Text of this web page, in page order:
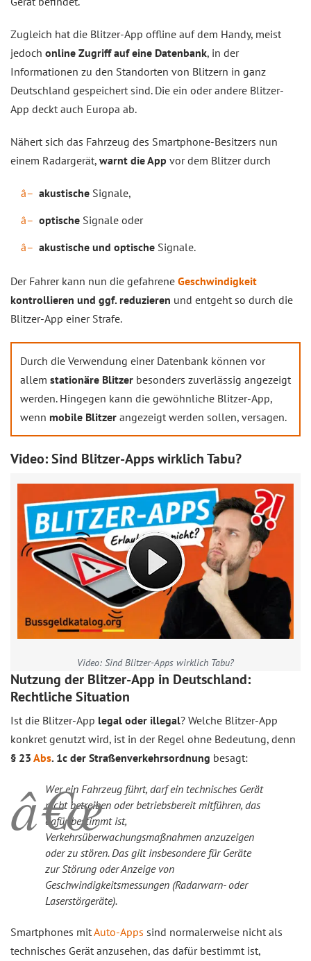
Zugleich hat die Blitzer-App offline auf dem Handy, meist
jedoch online Zugriff auf eine Datenbank, in der
Informationen zu den Standorten von Blitzern in ganz
Deutschland gespeichert sind. Die ein oder andere Blitzer-
App deckt auch Europa ab.
Nähert sich das Fahrzeug des Smartphone-Besitzers nun
einem Radargerät, warnt die App vor dem Blitzer durch
akustische Signale,
optische Signale oder
akustische und optische Signale.
Der Fahrer kann nun die gefahrene Geschwindigkeit
kontrollieren und ggf. reduzieren und entgeht so durch die
Blitzer-App einer Strafe.
Durch die Verwendung einer Datenbank können vor
allem stationäre Blitzer besonders zuverlässig angezeigt
werden. Hingegen kann die gewöhnliche Blitzer-App,
wenn mobile Blitzer angezeigt werden sollen, versagen.
Video: Sind Blitzer-Apps wirklich Tabu?
Video: Sind Blitzer-Apps wirklich Tabu?
Nutzung der Blitzer-App in Deutschland:
Rechtliche Situation
Ist die Blitzer-App legal oder illegal? Welche Blitzer-App
konkret genutzt wird, ist in der Regel ohne Bedeutung, denn
§ 23 Abs. 1c der Straßenverkehrsordnung besagt:
Wer ein Fahrzeug führt, darf ein technisches Gerät
nicht betreiben oder betriebsbereit mitführen, das
dafür bestimmt ist,
Verkehrsüberwachungsmaßnahmen anzuzeigen
oder zu stören. Das gilt insbesondere für Geräte
zur Störung oder Anzeige von
Geschwindigkeitsmessungen (Radarwarn- oder
Laserstörgeräte).
Smartphones mitAuto-Apps sind normalerweise nicht als
technisches Gerät anzusehen, das dafür bestimmt ist,